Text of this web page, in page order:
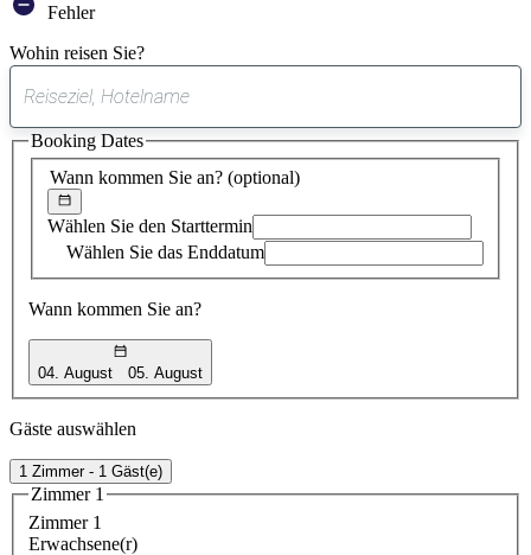
Fehler
Wohin reisen Sie?
gefundener
Vorschlag
Wann kommen Sie an? (optional)
Wählen Sie den Starttermin
Wählen Sie das Enddatum
Wann kommen Sie an?
04. August 05. August
Booking Dates
Gäste auswählen
1 Zimmer - 1 Gäst(e)
Zimmer 1
Zimmer 1
Erwachsene(r)